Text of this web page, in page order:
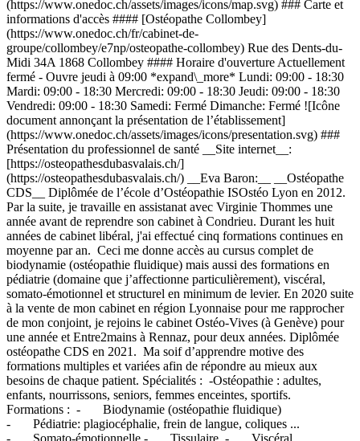
(https://www.onedoc.ch/assets/images/icons/map.svg) ### Carte et
informations d'accès #### [Ostéopathe Collombey]
(https://www.onedoc.ch/fr/cabinet-de-
groupe/collombey/e7np/osteopathe-collombey) Rue des Dents-du-
Midi 34A 1868 Collombey #### Horaire d'ouverture Actuellement
fermé - Ouvre jeudi à 09:00 *expand\_more* Lundi: 09:00 - 18:30
Mardi: 09:00 - 18:30 Mercredi: 09:00 - 18:30 Jeudi: 09:00 - 18:30
Vendredi: 09:00 - 18:30 Samedi: Fermé Dimanche: Fermé ![Icône
document annonçant la présentation de l’établissement]
(https://www.onedoc.ch/assets/images/icons/presentation.svg) ###
Présentation du professionnel de santé __Site internet__:
[https://osteopathesdubasvalais.ch/]
(https://osteopathesdubasvalais.ch/) __Eva Baron:__ __Ostéopathe
CDS__ Diplômée de l’école d’Ostéopathie ISOstéo Lyon en 2012.
Par la suite, je travaille en assistanat avec Virginie Thommes une
année avant de reprendre son cabinet à Condrieu. Durant les huit
années de cabinet libéral, j'ai effectué cinq formations continues en
moyenne par an. Ceci me donne accès au cursus complet de
biodynamie (ostéopathie fluidique) mais aussi des formations en
pédiatrie (domaine que j’affectionne particulièrement), viscéral,
somato-émotionnel et structurel en minimum de levier. En 2020 suite
à la vente de mon cabinet en région Lyonnaise pour me rapprocher
de mon conjoint, je rejoins le cabinet Ostéo-Vives (à Genève) pour
une année et Entre2mains à Rennaz, pour deux années. Diplômée
ostéopathe CDS en 2021. Ma soif d’apprendre motive des
formations multiples et variées afin de répondre au mieux aux
besoins de chaque patient. Spécialités : -Ostéopathie : adultes,
enfants, nourrissons, seniors, femmes enceintes, sportifs.
Formations : - Biodynamie (ostéopathie fluidique)
- Pédiatrie: plagiocéphalie, frein de langue, coliques ...
- Somato-émotionnelle - Tissulaire - Viscéral